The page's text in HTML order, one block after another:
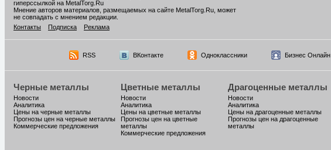
гиперссылкой на MetalTorg.Ru
Мнение авторов материалов, размещаемых на сайте MetalTorg.Ru, может
не совпадать с мнением редакции.
Контакты
Подписка Реклама
RSS ВКонтакте Одноклассники Бизнес Онлайн
Черные металлы
Новости
Аналитика
Цены на черные металлы
Прогнозы цен на черные металлы
Коммерческие предложения
Цветные металлы
Новости
Аналитика
Цены на цветные металлы
Прогнозы цен на цветные
металлы
Коммерческие предложения
Драгоценные металлы
Новости
Аналитика
Цены на драгоценные металлы
Прогнозы цен на драгоценные
металлы